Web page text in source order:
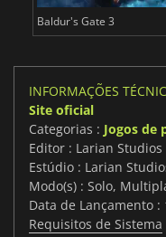
Baldur's Gate 3
INFORMAÇÕES
Site oficial
Categorias : Jogos de
Editor : Larian Studios
Estúdio : Larian
Modo(s) : Solo,
Data de Lançamento
Requisitos de Sistema